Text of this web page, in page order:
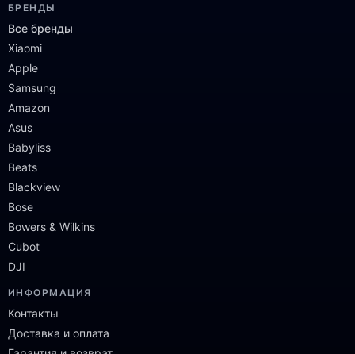
БРЕНДЫ
Все бренды
Xiaomi
Apple
Samsung
Amazon
Asus
Babyliss
Beats
Blackview
Bose
Bowers & Wilkins
Cubot
DJI
ИНФОРМАЦИЯ
Контакты
Доставка и оплата